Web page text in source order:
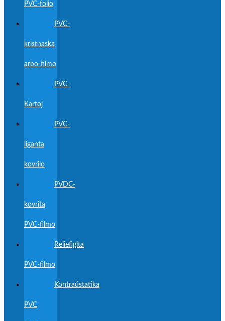
PVC-folio
PVC-
kristnaska
arbo-filmo
PVC-
Kartoj
PVC-
liganta
kovrilo
PVDC-
kovrita
PVC-filmo
Reliefigita
PVC-filmo
Kontraŭstatika
PVC